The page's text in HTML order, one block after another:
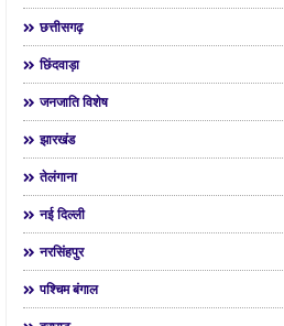
छत्तीसगढ़
छिंदवाड़ा
जनजाति विशेष
झारखंड
तेलंगाना
नई दिल्ली
नरसिंहपुर
पश्चिम बंगाल